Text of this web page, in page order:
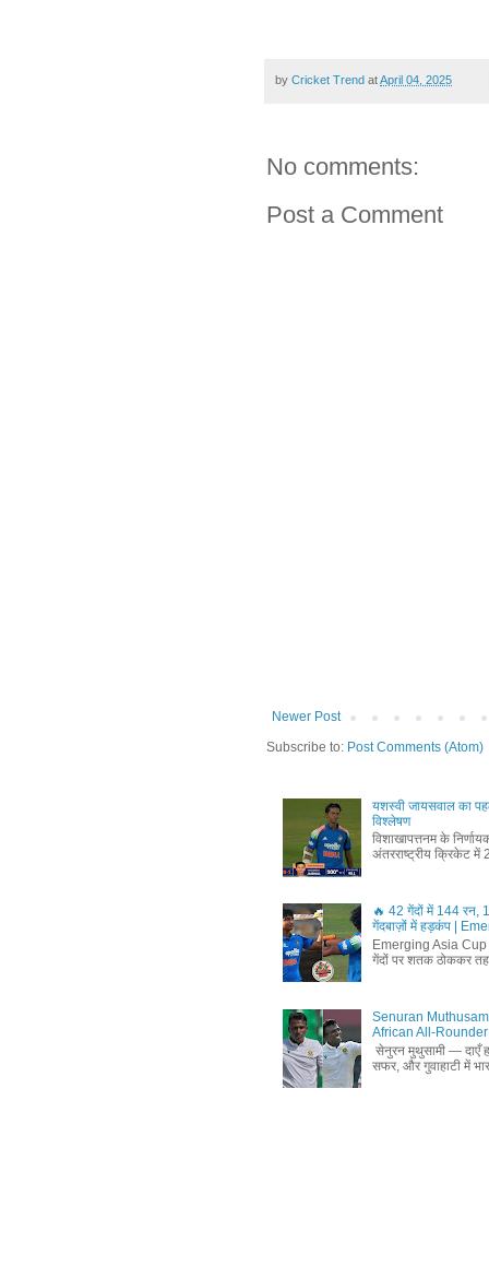
by Cricket Trend atApril 04, 2025
No comments:
Post a Comment
Newer Post
Subscribe to: Post Comments (Atom)
यशस्वी जायसवाल का
विश्लेषण
विशाखापत्तनम के
अंतरराष्ट्रीय क्रिकेट में
🔥 42 गेंदों में 144 रन,
गेंदबाज़ों में हड़कंप |
Emerging Asia Cup
गेंदों पर शतक ठोककर
Senuran
African All-Rounder
सेनुरन मुथुसामी — दाएँ
सफर, और गुवाहाटी में